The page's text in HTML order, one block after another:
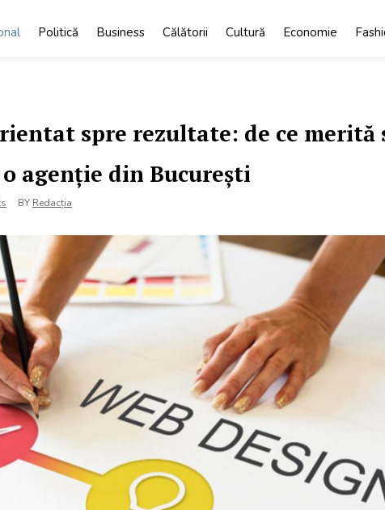
Politică Business Călătorii Cultură Economie
spre rezultate: de ce merită
agenție din București
BY Redacția